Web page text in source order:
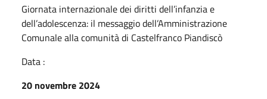
Giornata internazionale dei diritti dell’infanzia e
dell’adolescenza: il messaggio dell’Amministrazione
Comunale alla comunità di Castelfranco Piandiscò
Data :
20 novembre 2024